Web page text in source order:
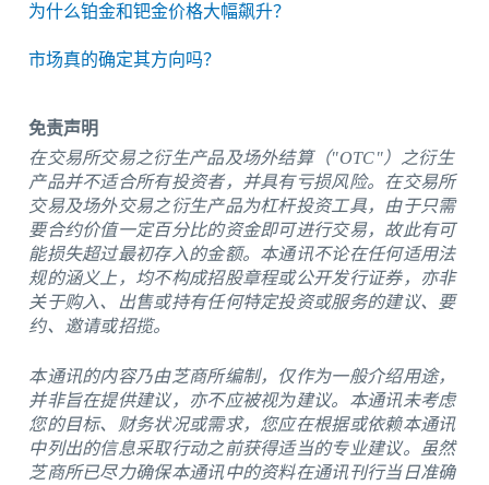
为什么铂金和钯金价格大幅飙升？
市场真的确定其方向吗？
免责声明
在交易所交易之衍生产品及场外结算（"OTC"）之衍生
产品并不适合所有投资者，并具有亏损风险。在交易所
交易及场外交易之衍生产品为杠杆投资工具，由于只需
要合约价值一定百分比的资金即可进行交易，故此有可
能损失超过最初存入的金额。本通讯不论在任何适用法
规的涵义上，均不构成招股章程或公开发行证券，亦非
关于购入、出售或持有任何特定投资或服务的建议、要
约、邀请或招揽。
本通讯的内容乃由芝商所编制，仅作为一般介绍用途，
并非旨在提供建议，亦不应被视为建议。本通讯未考虑
您的目标、财务状况或需求，您应在根据或依赖本通讯
中列出的信息采取行动之前获得适当的专业建议。虽然
芝商所已尽力确保本通讯中的资料在通讯刊行当日准确